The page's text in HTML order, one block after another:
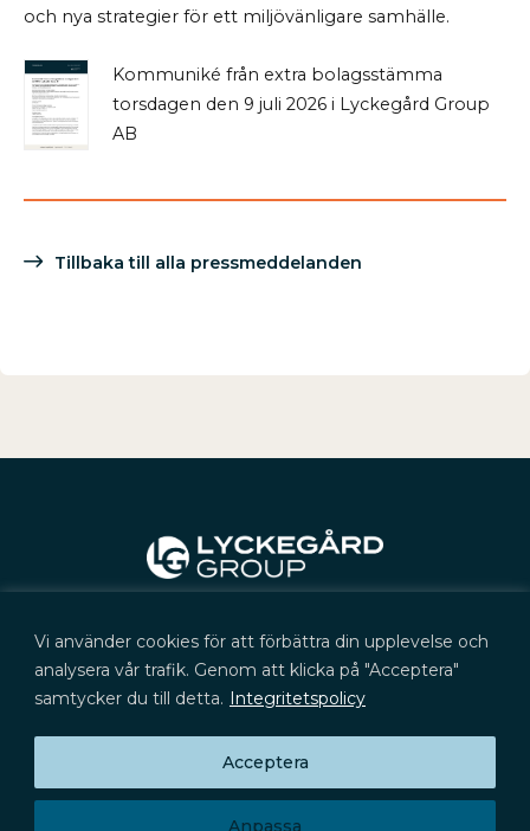
Vi använder cookies för att förbättra din upplevelse och
analysera vår trafik. Genom att klicka på "Acceptera"
samtycker du till detta. Integritetspolicy
Anpassa
Acceptera
och nya strategier för ett miljövänligare samhälle.
Kommuniké från extra bolagsstämma
torsdagen den 9 juli 2026 i Lyckegård Group
AB
Tillbaka till alla pressmeddelanden
Prenumerera på press­meddelanden,
rapporter och aktieinformation
+46 (0) 702 566 705
kontakt@lyckegard.com
Signalistgatan 9